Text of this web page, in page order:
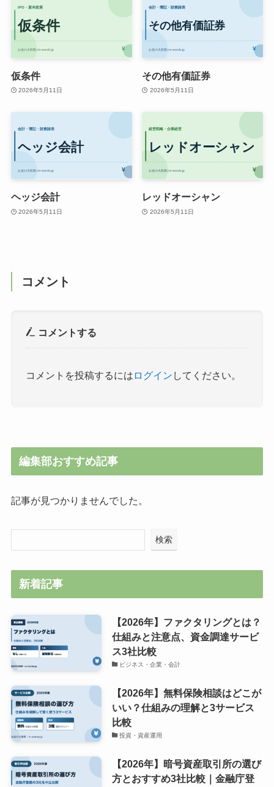
仮条件
2026年5月11日
その他有価証券
2026年5月11日
ヘッジ会計
2026年5月11日
レッドオーシャン
2026年5月11日
コメント
コメントする
コメントを投稿するには ログイン してください。
編集部おすすめ記事
記事が見つかりませんでした。
検索
新着記事
【2026年】ファクタリングとは？
仕組みと注意点、資金調達サービ
ス3社比較
ビジネス・企業・会計
【2026年】無料保険相談はどこが
いい？仕組みの理解と3サービス
比較
投資・資産運用
【2026年】暗号資産取引所の選び
方とおすすめ3社比較｜金融庁登